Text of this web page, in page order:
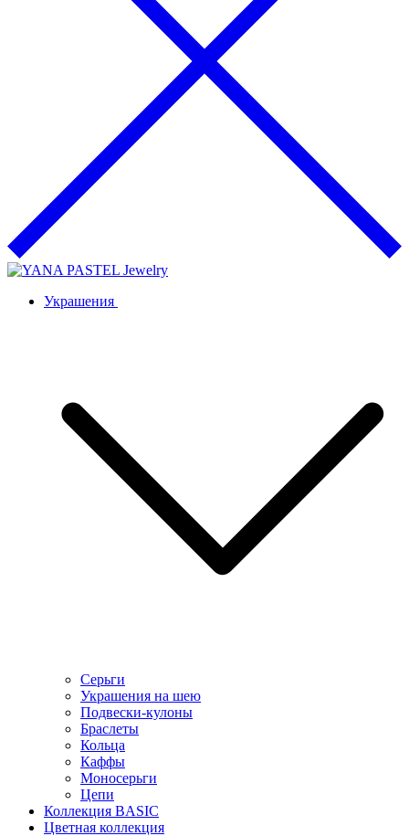
Украшения
Серьги
Украшения на шею
Подвески-кулоны
Браслеты
Кольца
Каффы
Моносерьги
Цепи
Коллекция BASIC
Цветная коллекция